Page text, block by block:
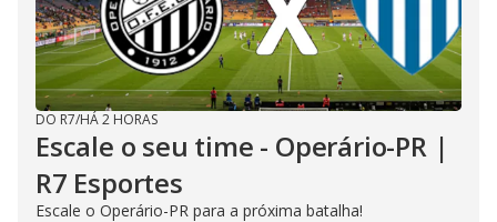
DO R7/HÁ 2 HORAS
Escale o seu time - Operário-PR |
R7 Esportes
Escale o Operário-PR para a próxima batalha!